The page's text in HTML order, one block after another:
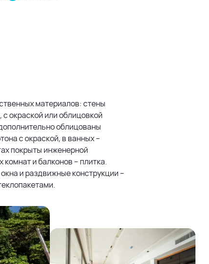
материалов: стены
окраской или облицовкой
облицованы
с окраской, в ванных –
покрыты инженерной
и балконов – плитка.
и раздвижные конструкции –